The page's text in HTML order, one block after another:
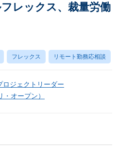
レックス、裁量労働
フレックス リモート勤務応相談
ロジェクトリーダー
オープン）